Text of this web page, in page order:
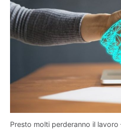
Presto molti perderanno il